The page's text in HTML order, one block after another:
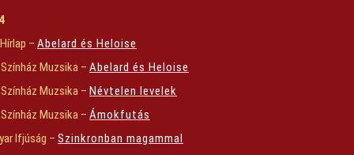
– Abelard és Heloise
Muzsika – Abelard és Heloise
Muzsika – Névtelen levelek
Muzsika – Ámokfutás
Ifjúság – Szinkronban magammal